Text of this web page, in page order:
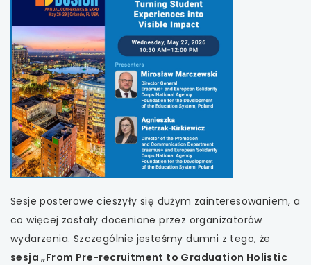
Sesje posterowe cieszyły się dużym zainteresowaniem, a
co więcej zostały docenione przez organizatorów
wydarzenia. Szczególnie jesteśmy dumni z tego, że
sesja „From Pre-recruitment to Graduation Holistic